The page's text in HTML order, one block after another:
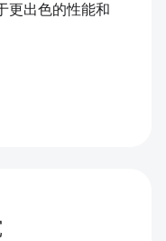
更出色的性能和